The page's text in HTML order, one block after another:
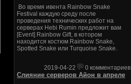
Во время ивента Rainbow Snake
Festival каждую среду после
проведения технических работ на
серверах Hebi Rumin предложит вам
[Event] Rainbow Gift, в котором
находится костюм Rainbow Snake,
Spotted Snake или Turquoise Snake.
2019-04-22 0 комментариев
Слияние серверов Айон в апреле